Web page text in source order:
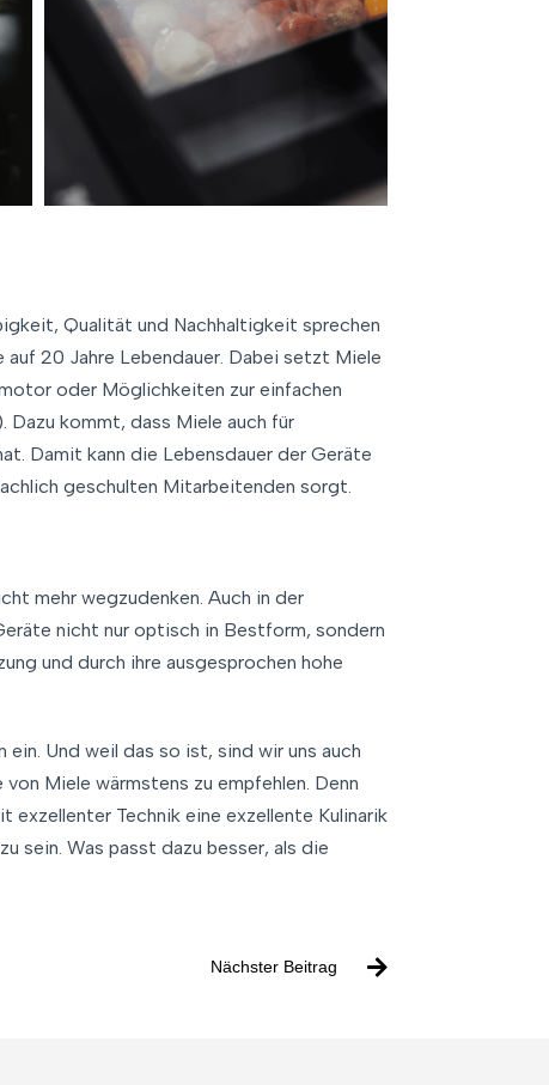
Qualität und Nachhaltigkeit sprechen
20 Jahre Lebendauer. Dabei setzt Miele
oder Möglichkeiten zur einfachen
kommt, dass Miele auch für
Damit kann die Lebensdauer der Geräte
geschulten Mitarbeitenden sorgt.
mehr wegzudenken. Auch in der
nicht nur optisch in Bestform, sondern
und durch ihre ausgesprochen hohe
Und weil das so ist, sind wir uns auch
Miele wärmstens zu empfehlen. Denn
Technik eine exzellente Kulinarik
sein. Was passt dazu besser, als die
Nächster Beitrag